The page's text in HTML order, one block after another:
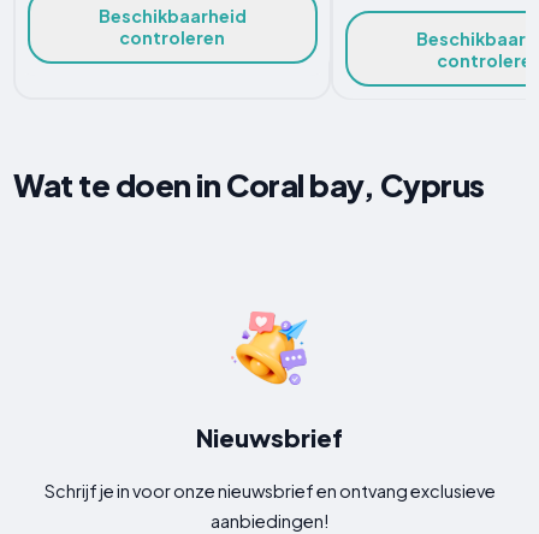
Beschikbaarheid
controleren
Wat te doen in Coral bay, Cyprus
Nieuwsbrief
Schrijf je in voor onze nieuwsbrief en ontvang exclusieve
aanbiedingen!